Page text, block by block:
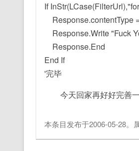
If
Response.contentType
Response.Write "Fuck
Response.End
End If
'完毕
今天回家再好好完善一
本条目发布于2006-05-28。